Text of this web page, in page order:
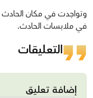
وتواجدت في مكان
في ملابسات الحادث.
التعليقات
إضافة تعليق